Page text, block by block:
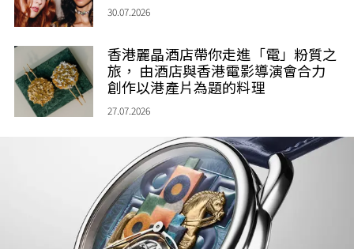
30.07.2026
香港麗晶酒店帶你走進「電」粉質之
旅， 由酒店與香港電影導演會合力
創作以港產片為題的料理
27.07.2026